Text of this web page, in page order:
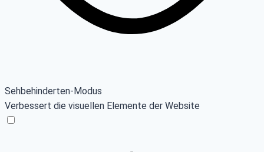
Sehbehinderten-Modus
Verbessert die visuellen Elemente der Website